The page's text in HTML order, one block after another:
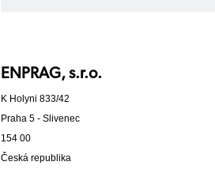
ENPRAG, s.r.o.
K Holyni 833/42
Praha 5 - Slivenec
154 00
Česká republika